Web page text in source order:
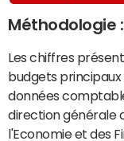
Méthodologie :
Les chiffres
budgets
données
direction générale
l'Economie et des